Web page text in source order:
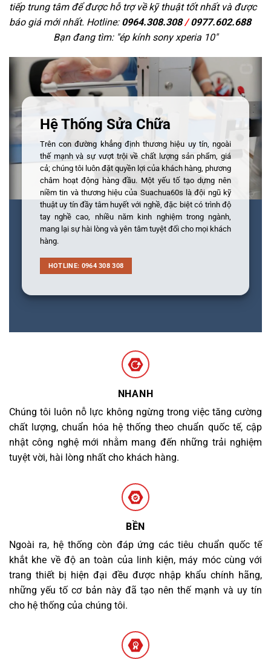
tiếp trung tâm để được hỗ trợ về kỹ thuật tốt nhất và được
báo giá mới nhất. Hotline: 0964.308.308/0977.602.688
Bạn đang tìm: "ép kính sony xperia 10"
Hệ Thống Sửa Chữa
Trên con đường khẳng định thương hiệu uy tín, ngoài
thế mạnh và sự vượt trội về chất lượng sản phẩm, giá
cả; chúng tôi luôn đặt quyền lợi của khách hàng, phương
châm hoạt động hàng đầu. Một yếu tố tạo dựng nên
niềm tin và thương hiệu của Suachua60s là đội ngũ kỹ
thuật uy tín đầy tâm huyết với nghề, đặc biệt có trình độ
tay nghề cao, nhiều năm kinh nghiệm trong ngành,
mang lại sự hài lòng và yên tâm tuyệt đối cho mọi khách
hàng.
HOTLINE: 0964 308 308
NHANH
Chúng tôi luôn nỗ lực không ngừng trong việc tăng cường
chất lượng, chuẩn hóa hệ thống theo chuẩn quốc tế, cập
nhật công nghệ mới nhằm mang đến những trải nghiệm
tuyệt vời, hài lòng nhất cho khách hàng.
BỀN
Ngoài ra, hệ thống còn đáp ứng các tiêu chuẩn quốc tế
khắt khe về độ an toàn của linh kiện, máy móc cùng với
trang thiết bị hiện đại đều được nhập khẩu chính hãng,
những yếu tố cơ bản này đã tạo nên thế mạnh và uy tín
cho hệ thống của chúng tôi.